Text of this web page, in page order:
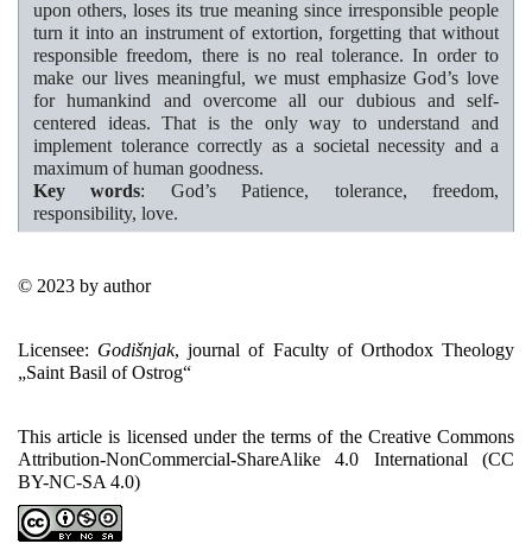
upon others, loses its true meaning since irresponsible people
turn it into an instrument of extortion, forgetting that without
responsible freedom, there is no real tolerance. In order to
make our lives meaningful, we must emphasize God’s love
for humankind and overcome all our dubious and self-
centered ideas. That is the only way to understand and
implement tolerance correctly as a societal necessity and a
maximum of human goodness.
Key words: God’s Patience, tolerance, freedom,
responsibility, love.
© 2023 by author
Licensee: Godišnjak, journal of Faculty of Orthodox Theology
„Saint Basil of Ostrog“
This article is licensed under the terms of the Creative Commons
Attribution-NonCommercial-ShareAlike 4.0 International (CC
BY-NC-SA 4.0)